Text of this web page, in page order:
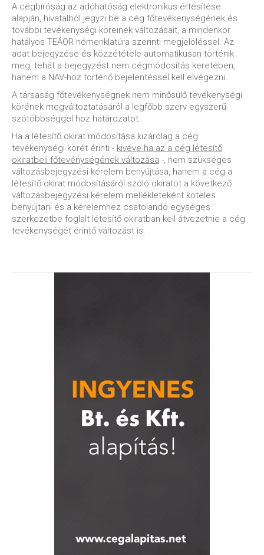
A cégbíróság az adóhatóság elektronikus értesítése
alapján, hivatalból jegyzi be a cég főtevékenységének és
további tevékenységi köreinek változásait, a mindenkor
hatályos TEÁOR nómenklatúra szerinti megjelöléssel. Az
adat bejegyzése és közzététele automatikusan történik
meg, tehát a bejegyzést nem cégmódosítás keretében,
hanem a NAV-hoz történő bejelentéssel kell elvégezni.
A társaság főtevékenységnek nem minősülő tevékenységi
körének megváltoztatásáról a legfőbb szerv egyszerű
szótöbbséggel hoz határozatot.
Ha a létesítő okirat módosítása kizárólag a cég
tevékenységi körét érinti - kivéve ha az a cég létesítő
okiratbeli főtevénységének változása -, nem szükséges
változásbejegyzési kérelem benyújtása, hanem a cég a
létesítő okirat módosításáról szóló okiratot a következő
változásbejegyzési kérelem mellékleteként köteles
benyújtani és a kérelemhez csatolandó egységes
szerkezetbe foglalt létesítő okiratban kell átvezetnie a cég
tevékenységét érintő változást is.